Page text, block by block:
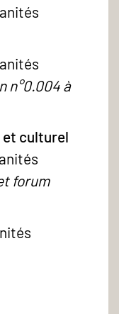
n°0.004 à
culturel
forum